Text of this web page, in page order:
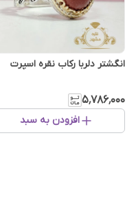
انگشتر دلربا رکاب نقره اسپرت
۵٬۷۸۶٬۰۰۰
افزودن به سبد